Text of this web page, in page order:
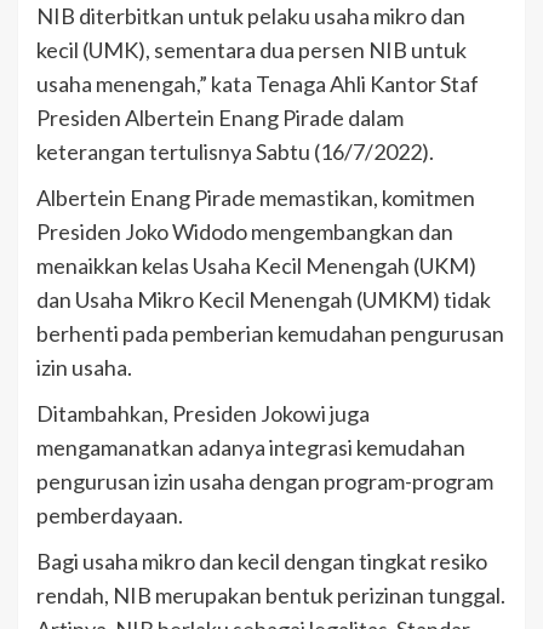
NIB diterbitkan untuk pelaku usaha mikro dan
kecil (UMK), sementara dua persen NIB untuk
usaha menengah,” kata Tenaga Ahli Kantor Staf
Presiden Albertein Enang Pirade dalam
keterangan tertulisnya Sabtu (16/7/2022).
Albertein Enang Pirade memastikan, komitmen
Presiden Joko Widodo mengembangkan dan
menaikkan kelas Usaha Kecil Menengah (UKM)
dan Usaha Mikro Kecil Menengah (UMKM) tidak
berhenti pada pemberian kemudahan pengurusan
izin usaha.
Ditambahkan, Presiden Jokowi juga
mengamanatkan adanya integrasi kemudahan
pengurusan izin usaha dengan program-program
pemberdayaan.
Bagi usaha mikro dan kecil dengan tingkat resiko
rendah, NIB merupakan bentuk perizinan tunggal.